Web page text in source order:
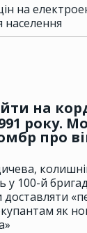
на
на
року.
про
у 100-й
як